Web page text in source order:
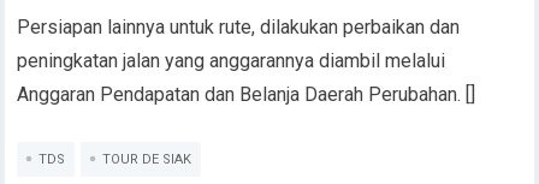
Persiapan lainnya untuk rute, dilakukan perbaikan dan
peningkatan jalan yang anggarannya diambil melalui
Anggaran Pendapatan dan Belanja Daerah Perubahan. []
TDS TOUR DE SIAK